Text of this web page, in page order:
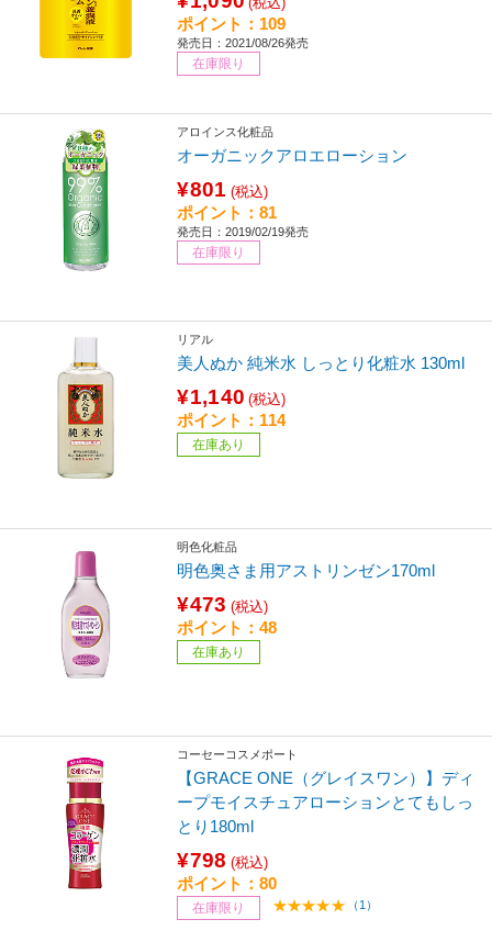
ポイント：109
発売日：2021/08/26発売
在庫限り
アロインス化粧品
オーガニックアロエローション
¥801 (税込)
ポイント：81
発売日：2019/02/19発売
在庫限り
リアル
美人ぬか 純米水 しっとり化粧水 130ml
¥1,140 (税込)
ポイント：114
在庫あり
明色化粧品
明色奥さま用アストリンゼン170ml
¥473 (税込)
ポイント：48
在庫あり
コーセーコスメポート
【GRACE ONE（グレイスワン）】ディ
ープモイスチュアローションとてもしっ
とり180ml
¥798 (税込)
ポイント：80
在庫限り （1）